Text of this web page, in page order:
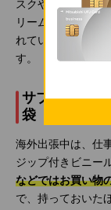
スクや耳栓、ネッ
リーム、のど飴な
れていないホテル
す。
サブバッグや
袋
海外出張中は、仕
ジップ付きビニー
などではお買い物
で、持っておいた